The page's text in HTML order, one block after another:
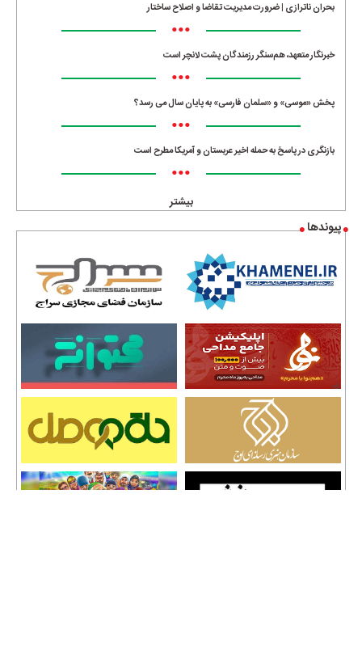
بحران ناترازی | ضرورت مدیریت تقاضا و اصلاح ساختار
•••
خبرنگار متعهد، هم‌سنگر رزمندگان پشت لانچر است
•••
پخش «موسی» و «سلمان فارسی» به پایان سال می رسد؟
•••
بازنگری در پاسخ به حمله اخیر عربستان و آمریکا مطرح است
•••
بیشتر
پیوندها